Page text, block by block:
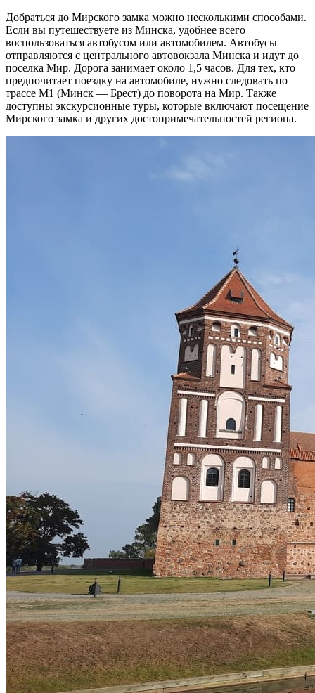
Добраться до Мирского замка можно несколькими способами.
Если вы путешествуете из Минска, удобнее всего
воспользоваться автобусом или автомобилем. Автобусы
отправляются с центрального автовокзала Минска и идут до
поселка Мир. Дорога занимает около 1,5 часов. Для тех, кто
предпочитает поездку на автомобиле, нужно следовать по
трассе М1 (Минск — Брест) до поворота на Мир. Также
доступны экскурсионные туры, которые включают посещение
Мирского замка и других достопримечательностей региона.